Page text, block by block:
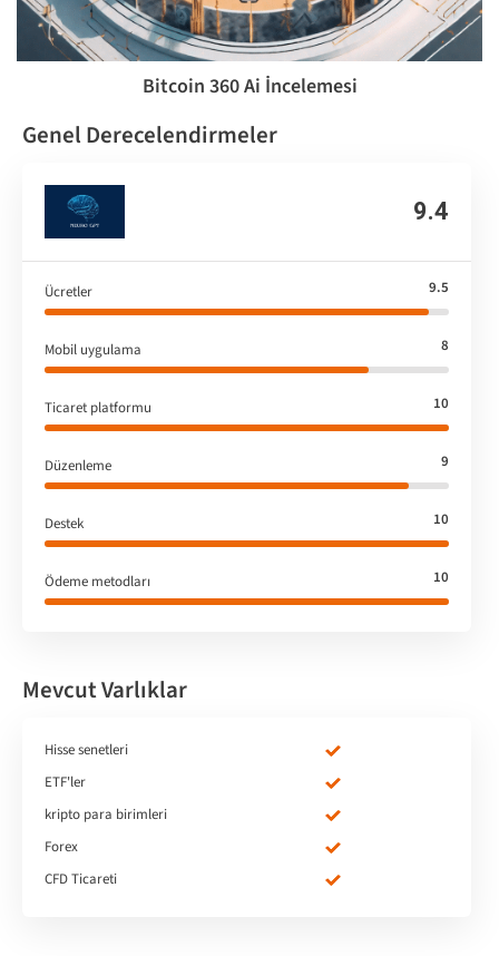
Bitcoin 360 Ai İncelemesi
Genel Derecelendirmeler
9.4
Ücretler 9.5
Mobil uygulama 8
Ticaret platformu 10
Düzenleme 9
Destek 10
Ödeme metodları 10
Mevcut Varlıklar
Hisse senetleri
ETF'ler
kripto para birimleri
Forex
CFD Ticareti